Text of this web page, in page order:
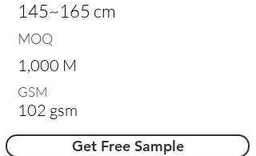
145~165 cm
MOQ
1,000 M
GSM
102 gsm
Get Free Sample